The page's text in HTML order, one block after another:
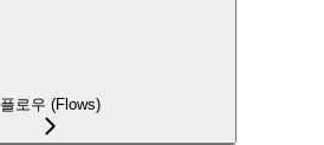
플로우 (Flows)